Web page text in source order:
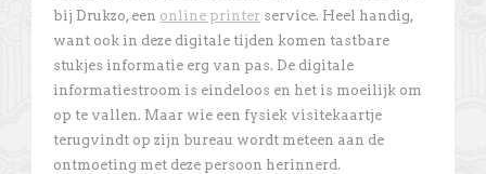
bij Drukzo, een online printer service. Heel handig,
want ook in deze digitale tijden komen tastbare
stukjes informatie erg van pas. De digitale
informatiestroom is eindeloos en het is moeilijk om
op te vallen. Maar wie een fysiek visitekaartje
terugvindt op zijn bureau wordt meteen aan de
ontmoeting met deze persoon herinnerd.